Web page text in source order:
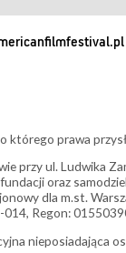
którego prawa
przy ul. Ludwika
oraz
dla m.st.
Regon:
nieposiadająca